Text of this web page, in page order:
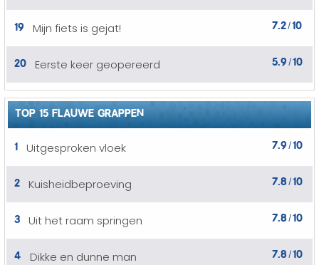
19 Mijn fiets is gejat! 7.2/10
20 Eerste keer geopereerd 5.9 /10
TOP 15 FLAUWE GRAPPEN
1
Uitgesproken vloek 7.9 /10
2 Kuisheidbeproeving 7.8 /10
3 Uit het raam springen 7.8/10
4 Dikke en dunne man 7.8 /10